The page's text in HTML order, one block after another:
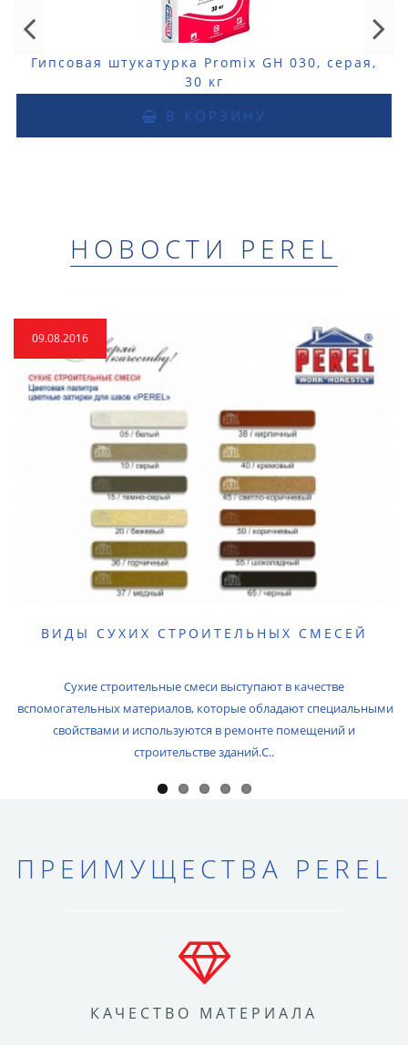
Гипсовая штукатурка Promix GH 030, серая,
30 кг
В КОРЗИНУ
НОВОСТИ PEREL
09.08.2016
ВИДЫ СУХИХ СТРОИТЕЛЬНЫХ СМЕСЕЙ
Сухие строительные смеси выступают в качестве
вспомогательных материалов, которые обладают специальными
свойствами и используются в ремонте помещений и
строительстве зданий.С..
ПРЕИМУЩЕСТВА PEREL
КАЧЕСТВО МАТЕРИАЛА